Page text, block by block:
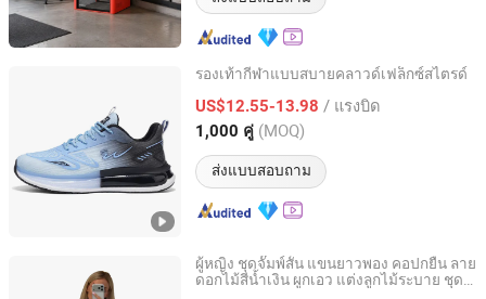
รองเท้ากีฬาแบบสบายคลาวด์เฟล็กซ์สไตรด์
US$12.55-13.98 / แรงบิด
1,000 คู่ (MOQ)
ส่งแบบสอบถาม
Quanzhou Yihong Sports Goods Co., Ltd
Fujian, China อัตราจาก 2024
ผู้หญิง ชุดจั๊มพ์สั้น แขนยาวพอง คอปกยืน ลาย
ดอกไม้สีน้ำเงิน ผูกเอว แต่งลูกไม้ระบาย ชุด
Dongguan King Young Clothing Factory